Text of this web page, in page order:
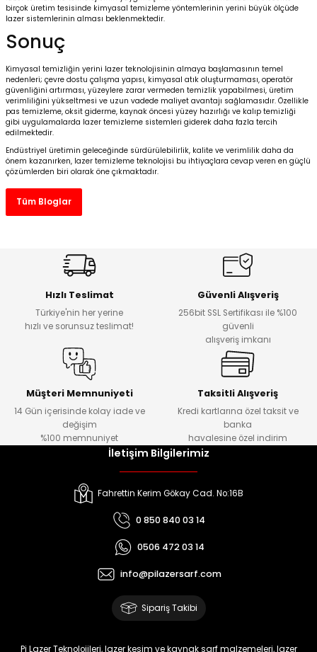
birçok üretim tesisinde kimyasal temizleme yöntemlerinin yerini büyük ölçüde
lazer sistemlerinin alması beklenmektedir.
Sonuç
Kimyasal temizliğin yerini lazer teknolojisinin almaya başlamasının temel
nedenleri; çevre dostu çalışma yapısı, kimyasal atık oluşturmaması, operatör
güvenliğini artırması, yüzeylere zarar vermeden temizlik yapabilmesi, üretim
verimliliğini yükseltmesi ve uzun vadede maliyet avantajı sağlamasıdır. Özellikle
pas temizleme, oksit giderme, kaynak öncesi yüzey hazırlığı ve kalıp temizliği
gibi uygulamalarda lazer temizleme sistemleri giderek daha fazla tercih
edilmektedir.
Endüstriyel üretimin geleceğinde sürdürülebilirlik, kalite ve verimlilik daha da
önem kazanırken, lazer temizleme teknolojisi bu ihtiyaçlara cevap veren en güçlü
çözümlerden biri olarak öne çıkmaktadır.
Tüm Bloglar
Hızlı Teslimat
Türkiye'nin her yerine
hızlı ve sorunsuz teslimat!
Güvenli Alışveriş
256bit SSL Sertifikası ile %100
güvenli
alışveriş imkanı
Müşteri Memnuniyeti
14 Gün içerisinde kolay iade ve
değişim
%100 memnuniyet
Taksitli Alışveriş
Kredi kartlarına özel taksit ve
banka
havalesine özel indirim
İletişim Bilgilerimiz
Fahrettin Kerim Gökay Cad. No:16B
0 850 840 03 14
0506 472 03 14
info@pilazersarf.com
Sipariş Takibi
Pi Lazer Teknolojileri, lazer kesim ve kaynak sarf malzemeleri, lazer